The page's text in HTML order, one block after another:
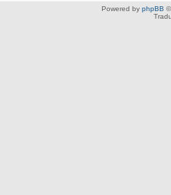
Powered by phpBB